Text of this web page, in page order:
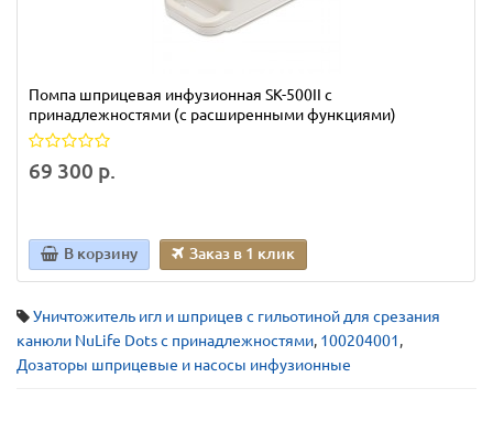
Помпа шприцевая инфузионная SK-500II с
принадлежностями (с расширенными функциями)
69 300 р.
В корзину Заказ в 1 клик
Уничтожитель игл и шприцев с гильотиной для срезания
канюли NuLife Dots с принадлежностями, 100204001,
Дозаторы шприцевые и насосы инфузионные